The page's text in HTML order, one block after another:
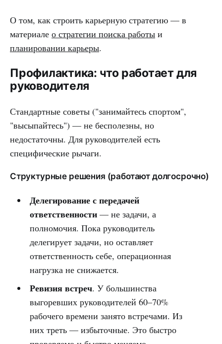
О том, как строить карьерную стратегию — в
материале о стратегии поиска работы и
планировании карьеры.
Профилактика: что работает для
руководителя
Стандартные советы ("занимайтесь спортом",
"высыпайтесь") — не бесполезны, но
недостаточны. Для руководителей есть
специфические рычаги.
Структурные решения (работают долгосрочно)
Делегирование с передачей
ответственности— не задачи, а
полномочия. Пока руководитель
делегирует задачи, но оставляет
ответственность себе, операционная
нагрузка не снижается.
Ревизия встреч. У большинства
выгоревших руководителей 60–70%
рабочего времени занято встречами. Из
них треть — избыточные. Это быстро